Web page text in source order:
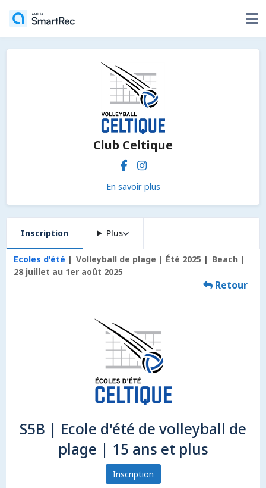
Club Celtique
En savoir plus
Inscription Plus
Ecoles d'été Volleyball de plage | Été 2025
Beach |
28 juillet au 1er août 2025
Retour
S5B | Ecole d'été de volleyball de
plage | 15 ans et plus
Inscription